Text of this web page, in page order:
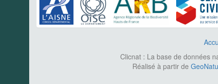
Clicnat : La base de données
Réalisé à partir de